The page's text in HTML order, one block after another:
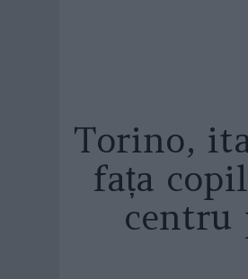
Torino,
fața
centru